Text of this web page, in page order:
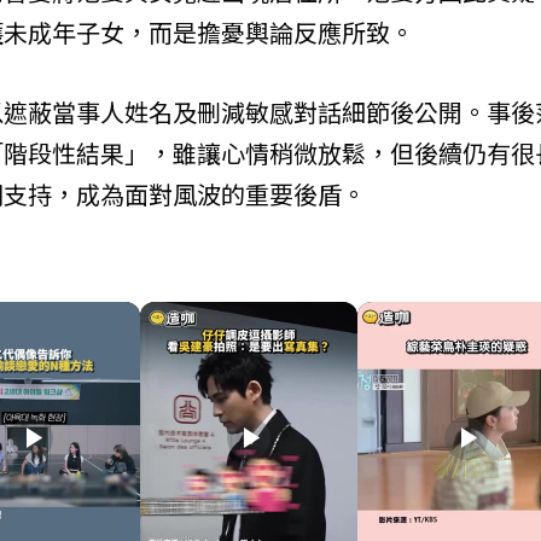
成年子女，而是擔憂輿論反應所致。
蔽當事人姓名及刪減敏感對話細節後公開。事
段性結果」，雖讓心情稍微放鬆，但後續仍有
持，成為面對風波的重要後盾。
play_arrow play_arrow play_arrow